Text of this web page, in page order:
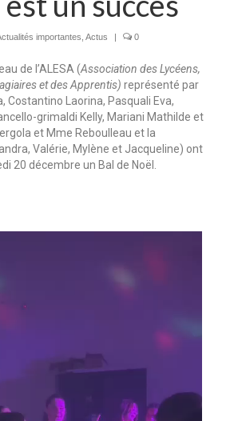
apprentissage
continues
courtes
laïcité
de sortie CFA/CFPPA
Lycée
CFA
importantes Actus | 0
de l’ALESA (Association des Lycéens,
et des Apprentis) représenté par
Costantino Laorina, Pasquali Eva,
grimaldi Kelly, Mariani Mathilde et
et Mme Reboulleau et la
Valérie, Mylène et Jacqueline) ont
20 décembre un Bal de Noël.